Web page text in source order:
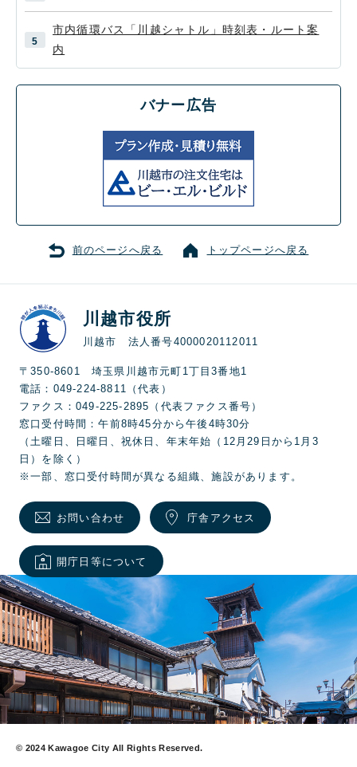
市内循環バス「川越シャトル」時刻表・ルート案
内
バナー広告
前のページへ戻る トップページへ戻る
川越市役所
川越市 法人番号4000020112011
〒350-8601 埼玉県川越市元町1丁目3番地1
電話：049-224-8811（代表）
ファクス：049-225-2895（代表ファクス番号）
窓口受付時間：午前8時45分から午後4時30分
（土曜日、日曜日、祝休日、年末年始（12月29日から1月3
日）を除く）
※一部、窓口受付時間が異なる組織、施設があります。
お問い合わせ 庁舎アクセス
開庁日等について
© 2024 Kawagoe City All Rights Reserved.